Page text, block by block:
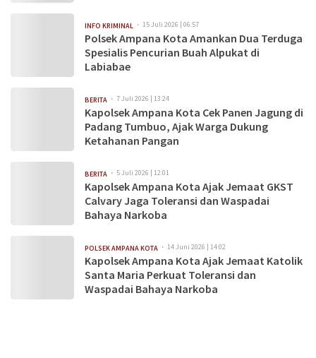
INFO KRIMINAL 15 Juli 2026 | 06:57
Polsek Ampana Kota Amankan Dua Terduga
Spesialis Pencurian Buah Alpukat di
Labiabae
BERITA 7 Juli 2026 | 13:24
Kapolsek Ampana Kota Cek Panen Jagung di
Padang Tumbuo, Ajak Warga Dukung
Ketahanan Pangan
BERITA 5 Juli 2026 | 12:01
Kapolsek Ampana Kota Ajak Jemaat GKST
Calvary Jaga Toleransi dan Waspadai
Bahaya Narkoba
POLSEK AMPANA KOTA 14 Juni 2026 | 14:02
Kapolsek Ampana Kota Ajak Jemaat Katolik
Santa Maria Perkuat Toleransi dan
Waspadai Bahaya Narkoba